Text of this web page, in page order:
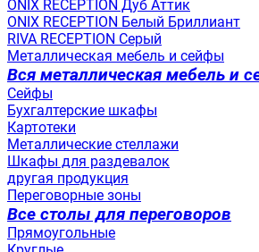
ONIX RECEPTION Дуб Аттик
ONIX RECEPTION Белый Бриллиант
RIVA RECEPTION Серый
Металлическая мебель и сейфы
Вся металлическая мебель и
Сейфы
Бухгалтерские шкафы
Картотеки
Металлические стеллажи
Шкафы для раздевалок
другая продукция
Переговорные зоны
Все столы для переговоров
Прямоугольные